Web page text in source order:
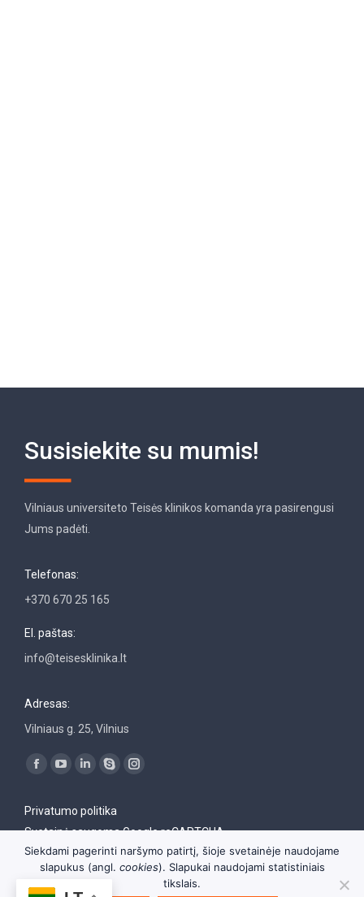
Susisiekite su mumis!
Vilniaus universiteto Teisės klinikos komanda yra pasirengusi
Jums padėti.
Telefonas:
+370 670 25 165
El. paštas:
info@teisesklinika.lt
Adresas:
Vilniaus g. 25, Vilnius
Find us on:
opens
new
opens
new
Linkedin
opens
new
Skype
opens
new
Instagram
new
window
Privatumo politika
Svetainė saugoma Google reCAPTCHA
Siekdami pagerinti naršymo patirtį, šioje svetainėje naudojame
slapukus (angl. cookies). Slapukai naudojami statistiniais
tikslais.